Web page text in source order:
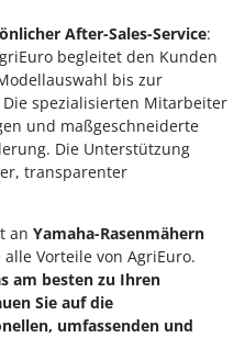
After-Sales-Service:
begleitet den Kunden
bis zur
spezialisierten Mitarbeiter
und maßgeschneiderte
Die Unterstützung
transparenter
an Yamaha-Rasenmähern
Vorteile von AgriEuro.
am besten zu Ihren
Sie auf die
umfassenden und